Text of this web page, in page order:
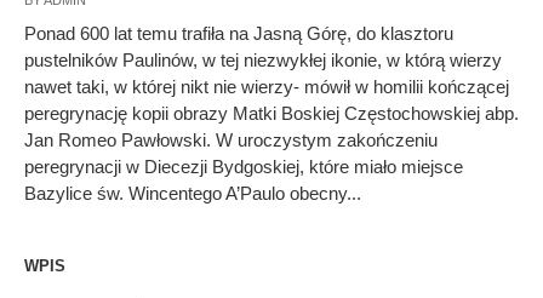
Ponad 600 lat temu trafiła na Jasną Górę, do klasztoru
pustelników Paulinów, w tej niezwykłej ikonie, w którą wierzy
nawet taki, w której nikt nie wierzy- mówił w homilii kończącej
peregrynację kopii obrazy Matki Boskiej Częstochowskiej abp.
Jan Romeo Pawłowski. W uroczystym zakończeniu
peregrynacji w Diecezji Bydgoskiej, które miało miejsce
Bazylice św. Wincentego A’Paulo obecny...
WPIS